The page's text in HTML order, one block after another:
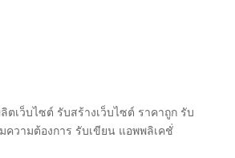
ตเว็บไซต์ รับสร้างเว็บไซต์ ราคาถูก รับ
ความต้องการ รับเขียน แอพพลิเคชั่